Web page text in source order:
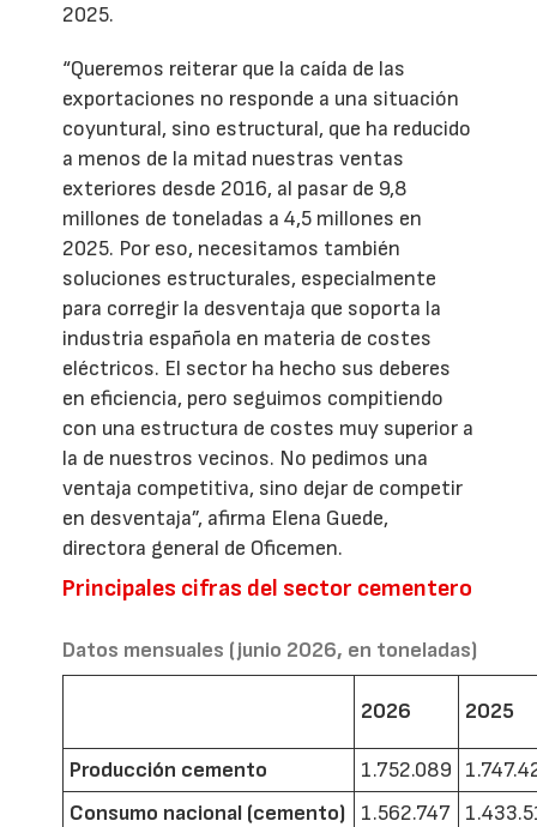
2025.
“Queremos reiterar que la caída de las
exportaciones no responde a una situación
coyuntural, sino estructural, que ha reducido
a menos de la mitad nuestras ventas
exteriores desde 2016, al pasar de 9,8
millones de toneladas a 4,5 millones en
2025. Por eso, necesitamos también
soluciones estructurales, especialmente
para corregir la desventaja que soporta la
industria española en materia de costes
eléctricos. El sector ha hecho sus deberes
en eficiencia, pero seguimos compitiendo
con una estructura de costes muy superior a
la de nuestros vecinos. No pedimos una
ventaja competitiva, sino dejar de competir
en desventaja”, afirma Elena Guede,
directora general de Oficemen.
Principales cifras del sector cementero
Datos mensuales (junio 2026, en toneladas)
2026 2025
Producción cemento 1.752.089
Consumo nacional (cemento)
1.562.747